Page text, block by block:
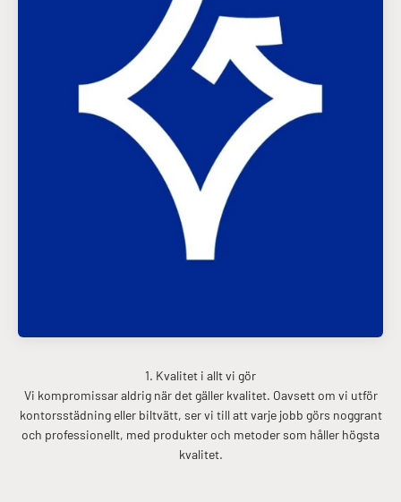
Vi kompromissar aldrig när det gäller kvalitet. Oavsett om vi utför
kontorsstädning eller biltvätt, ser vi till att varje jobb görs noggrant
och professionellt, med produkter och metoder som håller högsta
kvalitet.